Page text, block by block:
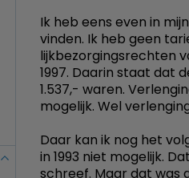
Ik heb eens even in
vinden. Ik heb geen
lijkbezorgingsrechten
1997. Daarin staat dat
1.537,- waren.
mogelijk. Wel
Daar kan ik nog het
in 1993 niet mogelijk.
schreef. Maar dat was